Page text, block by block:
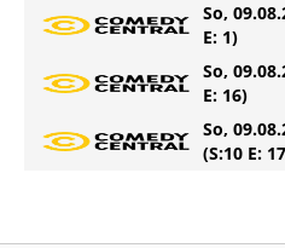
So,
E: 1)
So,
E: 16)
So,
(S:10 E: